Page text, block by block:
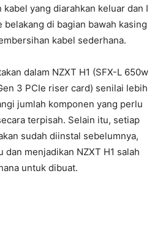
yang diarahkan keluar dan I
belakang di bagian bawah kasing
kabel sederhana.
dalam NZXT H1 (SFX-L 650w
3 PCIe riser card) senilai lebih
jumlah komponen yang perlu
terpisah. Selain itu, setiap
sudah diinstal sebelumnya,
dan menjadikan NZXT H1 salah
untuk dibuat.